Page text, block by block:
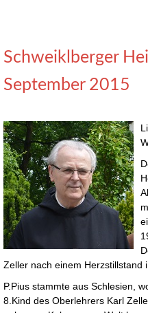
Schweiklberger
September 2015
Zeller nach einem Herzstillstand
P.Pius stammte aus Schlesien,
8.Kind des Oberlehrers Karl